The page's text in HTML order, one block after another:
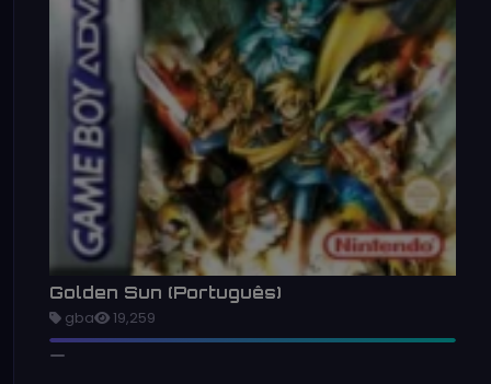
Golden Sun (Português)
gba 19,259